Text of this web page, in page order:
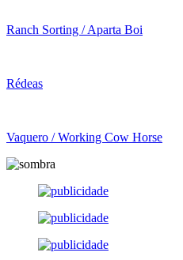
Ranch Sorting / Aparta Boi
Rédeas
Vaquero / Working Cow Horse